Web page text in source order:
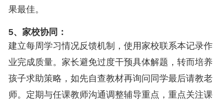
果最佳。
5、家校协同：
建立每周学习情况反馈机制，使用家校联系本记录作
业完成质量。家长避免过度干预具体解题，转而培养
孩子求助策略，如先自查教材再询问同学最后请教老
师。定期与任课教师沟通调整辅导重点，重点关注课